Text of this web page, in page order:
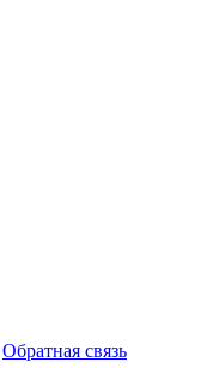
Обратная связь